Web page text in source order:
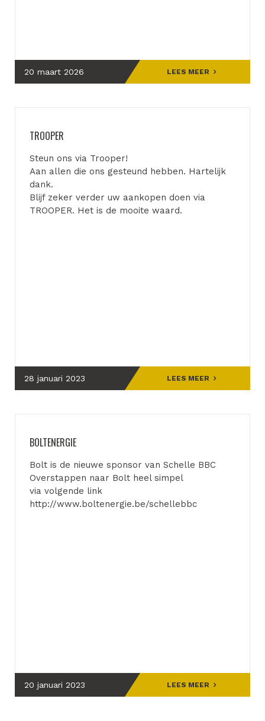
20 maart 2026 LEES MEER
TROOPER
Steun ons via Trooper!
Aan allen die ons gesteund hebben. Hartelijk
dank.
Blijf zeker verder uw aankopen doen via
TROOPER. Het is de mooite waard.
28 januari 2023 LEES MEER
BOLTENERGIE
Bolt is de nieuwe sponsor van Schelle BBC
Overstappen naar Bolt heel simpel
via volgende link
http://www.boltenergie.be/schellebbc
20 januari 2023 LEES MEER